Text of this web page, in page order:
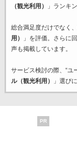
（観光利用）
」ランキ
総合満足度だけでなく
用）
」を評価。さらに
声も掲載しています。
サービス検討の際、“ユ
ル（観光利用）
」選び
PR